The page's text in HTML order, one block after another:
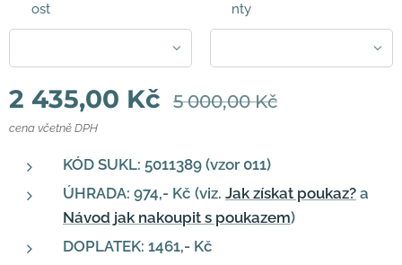
ost
nty
2 435,00 Kč 5 000,00Kč
cena včetně DPH
KÓD SUKL: 5011389 (vzor 011)
ÚHRADA: 974,- Kč (viz. Jak získat poukaz? a
Návod jak nakoupit s poukazem)
DOPLATEK: 1461,- Kč